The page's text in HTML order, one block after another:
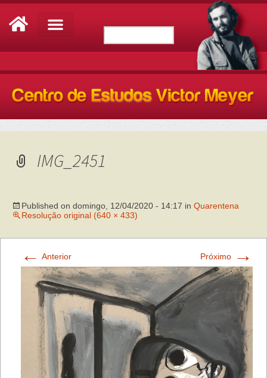
IMG_2451
Published on domingo, 12/04/2020 - 14:17 in Quarentena
Resolução original (640 × 433)
← Anterior Próximo →